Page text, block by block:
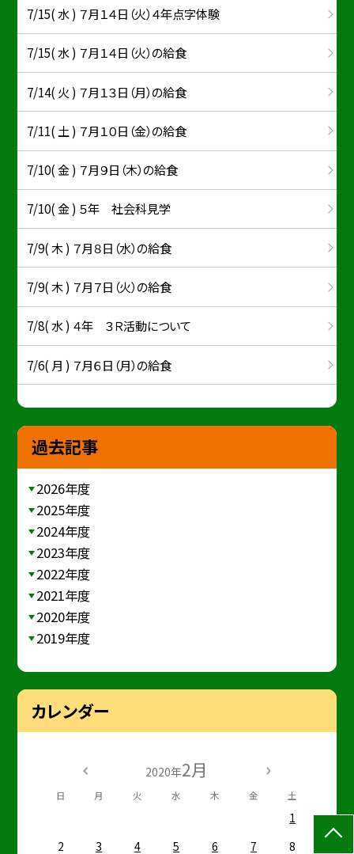
7/15( 水 ) ７月１４日（火）４年点字体験
7/15( 水 ) ７月１４日（火）の給食
7/14( 火 ) ７月１３日（月）の給食
7/11( 土 ) ７月１０日（金）の給食
7/10( 金 ) ７月９日（木）の給食
7/10( 金 ) ５年 社会科見学
7/9( 木 ) ７月８日（水）の給食
7/9( 木 ) ７月７日（火）の給食
7/8( 水 ) ４年 ３Ｒ活動について
7/6( 月 ) ７月６日（月）の給食
過去記事
2026年度
2025年度
2024年度
2023年度
2022年度
2021年度
2020年度
2019年度
カレンダー
2020年2月
日 月 火 水 木 金 土
1
2
3 4 5 6 7 8